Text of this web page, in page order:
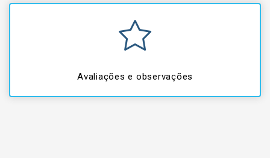
Avaliações e observações